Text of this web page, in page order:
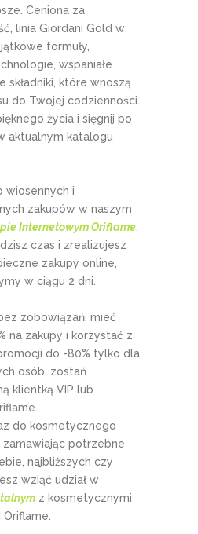
Ceniona za
linia Giordani Gold w
formuły,
wspaniałe
składniki, które wnoszą
do Twojej codzienności.
życia i sięgnij po
aktualnym katalogu
wiosennych i
zakupów w naszym
Internetowym Oriflame.
czas i zrealizujesz
zakupy online,
w ciągu 2 dni.
zobowiązań, mieć
na zakupy i korzystać z
do -80% tylko dla
osób, zostań
klientką VIP lub
do kosmetycznego
zamawiając potrzebne
najbliższych czy
wziąć udział w
z kosmetycznymi